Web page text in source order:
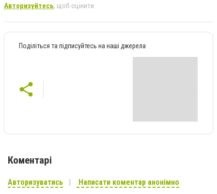
Авторизуйтесь, щоб оцінити
Поділіться та підписуйтесь на наші джерела
Коментарі
Авторизуватись Написати коментар анонімно